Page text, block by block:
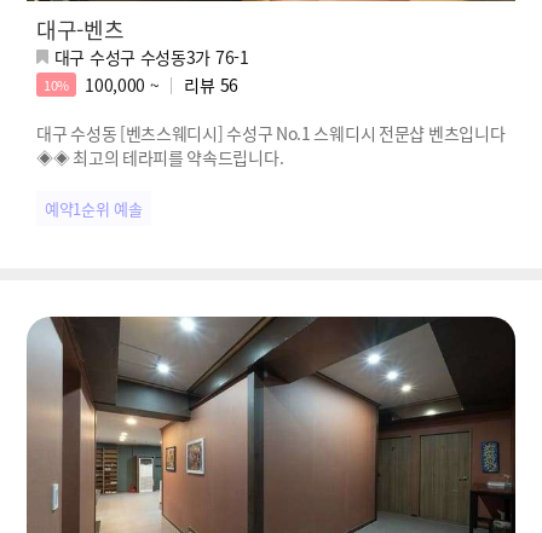
대구-벤츠
대구 수성구 수성동3가 76-1
10% 100,000 ~ 리뷰 56
대구 수성동 [벤츠스웨디시] 수성구 No.1 스웨디시 전문샵 벤츠입니다
◈◈ 최고의 테라피를 약속드립니다.
예약1순위 예솔